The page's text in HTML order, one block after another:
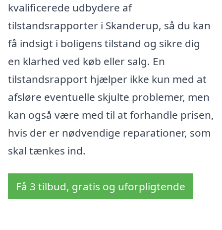
kvalificerede udbydere af
tilstandsrapporter i Skanderup, så du kan
få indsigt i boligens tilstand og sikre dig
en klarhed ved køb eller salg. En
tilstandsrapport hjælper ikke kun med at
afsløre eventuelle skjulte problemer, men
kan også være med til at forhandle prisen,
hvis der er nødvendige reparationer, som
skal tænkes ind.
Få 3 tilbud, gratis og uforpligtende